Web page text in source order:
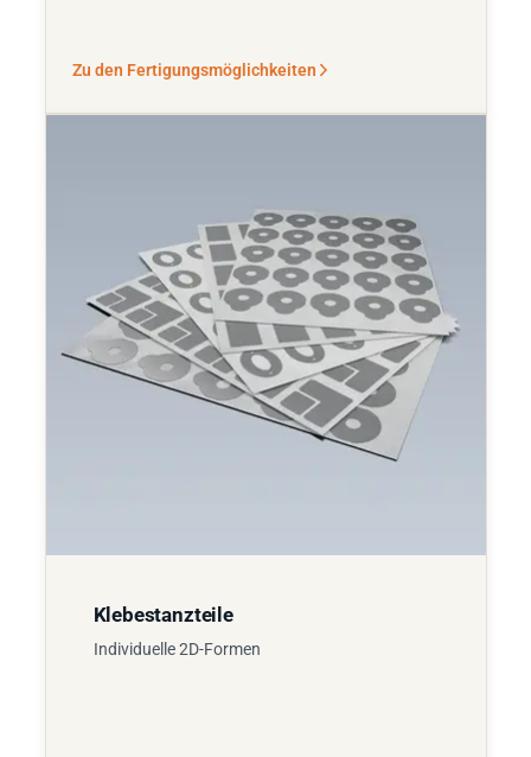
Zu den Fertigungsmöglichkeiten
Klebestanzteile
Individuelle 2D-Formen